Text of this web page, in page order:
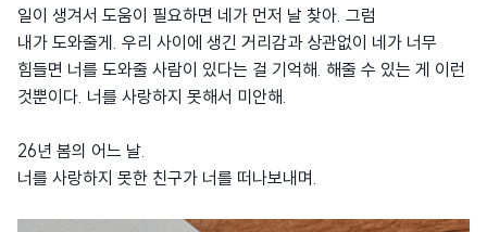
일이 생겨서 도움이 필요하면 네가 먼저 날 찾아. 그럼
내가 도와줄게. 우리 사이에 생긴 거리감과 상관없이 네가 너무
힘들면 너를 도와줄 사람이 있다는 걸 기억해. 해줄 수 있는 게 이런
것뿐이다. 너를 사랑하지 못해서 미안해.
26년 봄의 어느 날.
너를 사랑하지 못한 친구가 너를 떠나보내며.